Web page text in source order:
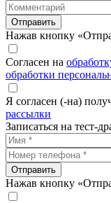
Отправить
Нажав кнопку
Согласен на
обработки
Я согласен (-на)
рассылки
Записаться на тест-
Отправить
Нажав кнопку